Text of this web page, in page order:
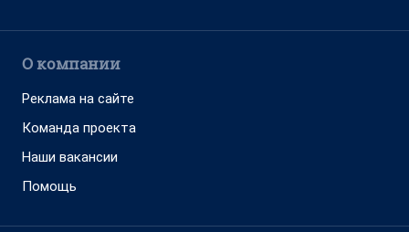
О компании
Реклама на сайте
Команда проекта
Наши вакансии
Помощь